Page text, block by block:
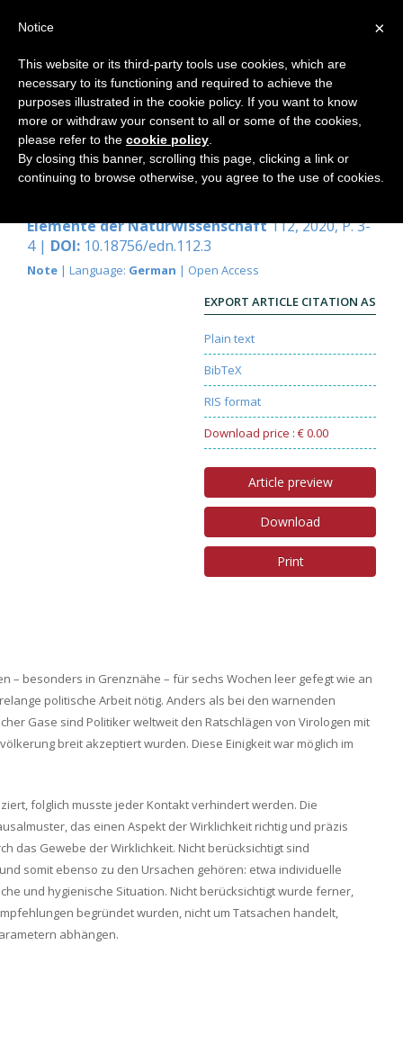
Editorial
Elemente der Naturwissenschaft112, 2020, P. 3-
4 | DOI: 10.18756/edn.112.3
Note | Language: German | Open Access
EXPORT ARTICLE CITATION AS
Plain text
BibTeX
RIS format
Download price : € 0.00
Article preview
Download
Print
– besonders in Grenznähe – für sechs Wochen leer gefegt wie an
politische Arbeit nötig. Anders als bei den warnenden
Gase sind Politiker weltweit den Ratschlägen von Virologen mit
breit akzeptiert wurden. Diese Einigkeit war möglich im
folglich musste jeder Kontakt verhindert werden. Die
das einen Aspekt der Wirklichkeit richtig und präzis
das Gewebe der Wirklichkeit. Nicht berücksichtigt sind
somit ebenso zu den Ursachen gehören: etwa individuelle
und hygienische Situation. Nicht berücksichtigt wurde ferner,
begründet wurden, nicht um Tatsachen handelt,
abhängen.
×
Notice
This website or its third-party tools use cookies, which are
necessary to its functioning and required to achieve the
purposes illustrated in the cookie policy. If you want to know
more or withdraw your consent to all or some of the cookies,
please refer to the cookie policy
By closing this banner, scrolling this page, clicking a link or
continuing to browse otherwise, you agree to the use of cookies.